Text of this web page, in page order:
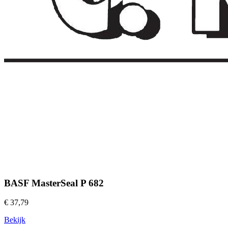
BASF MasterSeal P 682
€ 37,79
Bekijk